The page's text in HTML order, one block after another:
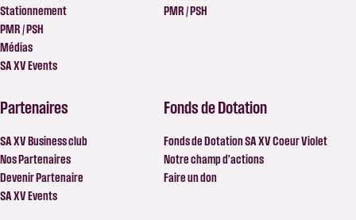
Stationnement
PMR / PSH
Médias
SA XV Events
PMR / PSH
Partenaires
SA XV Business club
Nos Partenaires
Devenir Partenaire
SA XV Events
Fonds de Dotation
Fonds de Dotation SA XV Coeur Violet
Notre champ d’actions
Faire un don